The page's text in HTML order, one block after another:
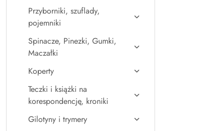
Przyborniki, szuflady,
pojemniki
Spinacze, Pinezki, Gumki,
Maczałki
Koperty
Teczki i książki na
korespondencję, kroniki
Gilotyny i trymery